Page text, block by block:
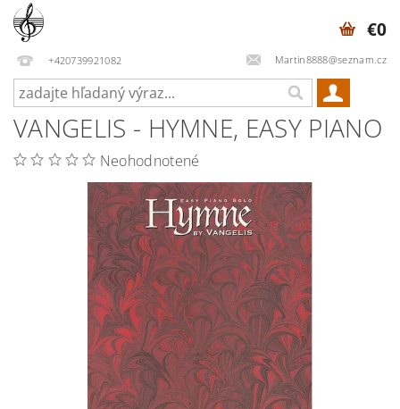
+420739921082 Martin8888@seznam.cz
€0
VANGELIS - HYMNE, EASY PIANO
Neohodnotené